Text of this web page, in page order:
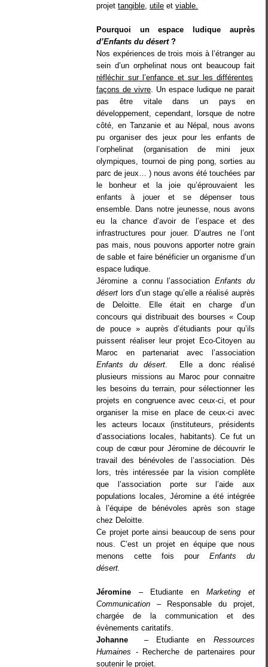
projettangible ,utile etviable.
Pourquoi un espace ludique auprès
d’Enfants du désert?
Nos expériences de trois mois à l’étranger au
sein d’un orphelinat nous ont beaucoup fait
réfléchir sur l’enfance et sur les différentes
façons de vivre . Un espace ludique ne parait
pas être vitale dans un pays en
développement, cependant, lorsque de notre
côté, en Tanzanie et au Népal, nous avons
pu organiser des jeux pour les enfants de
l’orphelinat (organisation de mini jeux
olympiques, tournoi de ping pong, sorties au
parc de jeux… ) nous avons été touchées par
le bonheur et la joie qu’éprouvaient les
enfants à jouer et se dépenser tous
ensemble. Dans notre jeunesse, nous avons
eu la chance d’avoir de l’espace et des
infrastructures pour jouer. D’autres ne l’ont
pas mais, nous pouvons apporter notre grain
de sable et faire bénéficier un organisme d’un
espace ludique.
Jéromine a connu l’association Enfants du
désert lors d’un stage qu’elle a réalisé auprès
de Deloitte. Elle était en charge d’un
concours qui distribuait des bourses « Coup
de pouce » auprès d’étudiants pour qu’ils
puissent réaliser leur projet Eco-Citoyen au
Maroc en partenariat avec l’association
Enfants du désert . Elle a donc réalisé
plusieurs missions au Maroc pour connaitre
les besoins du terrain, pour sélectionner les
projets en congruence avec ceux-ci, et pour
organiser la mise en place de ceux-ci avec
les acteurs locaux (instituteurs, présidents
d’associations locales, habitants). Ce fut un
coup de cœur pour Jéromine de découvrir le
travail des bénévoles de l’association. Dès
lors, très intéressée par la vision complète
que l’association porte sur l’aide aux
populations locales, Jéromine a été intégrée
à l’équipe de bénévoles après son stage
chez Deloitte.
Ce projet porte ainsi beaucoup de sens pour
nous. C’est un projet en équipe que nous
menons cette fois pour Enfants du
désert.
Jéromine – Etudiante enMarketing et
Communication – Responsable du projet,
chargée de la communication et des
évènements caritatifs.
Johanne
– Etudiante en Ressources
Humaines - Recherche de partenaires pour
soutenir le projet.